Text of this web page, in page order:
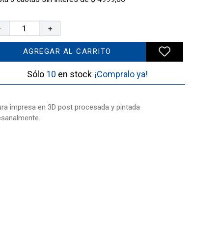
＋
AGREGAR AL CARRITO
10 ¡Compralo ya!
impresa en 3D post procesada y pintada